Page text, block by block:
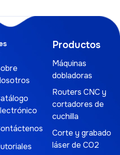
Productos
Máquinas
dobladoras
Routers CNC y
cortadores de
cuchilla
Corte y grabado
láser de CO2